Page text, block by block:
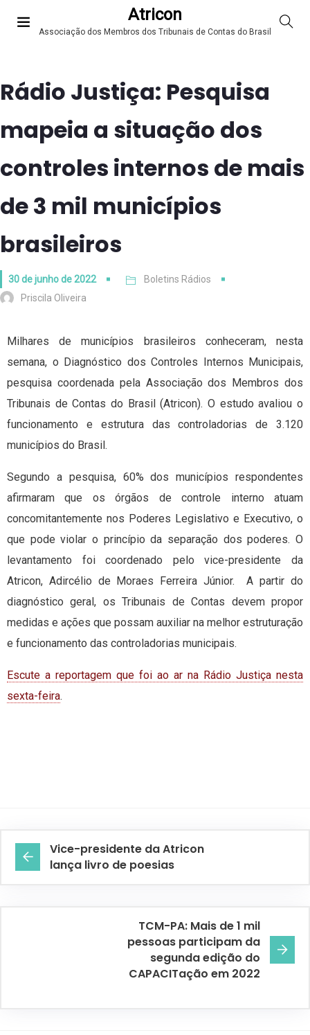
Atricon
Associação dos Membros dos Tribunais de Contas do Brasil
Rádio Justiça: Pesquisa
mapeia a situação dos
controles internos de mais
de 3 mil municípios
brasileiros
30 de junho de 2022
Boletins Rádios
Priscila Oliveira
Milhares de municípios brasileiros conheceram, nesta
semana, o Diagnóstico dos Controles Internos Municipais,
pesquisa coordenada pela Associação dos Membros dos
Tribunais de Contas do Brasil (Atricon). O estudo avaliou o
funcionamento e estrutura das controladorias de 3.120
municípios do Brasil.
Segundo a pesquisa, 60% dos municípios respondentes
afirmaram que os órgãos de controle interno atuam
concomitantemente nos Poderes Legislativo e Executivo, o
que pode violar o princípio da separação dos poderes. O
levantamento foi coordenado pelo vice-presidente da
Atricon, Adircélio de Moraes Ferreira Júnior. A partir do
diagnóstico geral, os Tribunais de Contas devem propor
medidas e ações que possam auxiliar na melhor estruturação
e funcionamento das controladorias municipais.
Escute a reportagem que foi ao ar na Rádio Justiça nesta
sexta-feira.
Vice-presidente da Atricon
lança livro de poesias
TCM-PA: Mais de 1 mil
pessoas participam da
segunda edição do
CAPACITação em 2022